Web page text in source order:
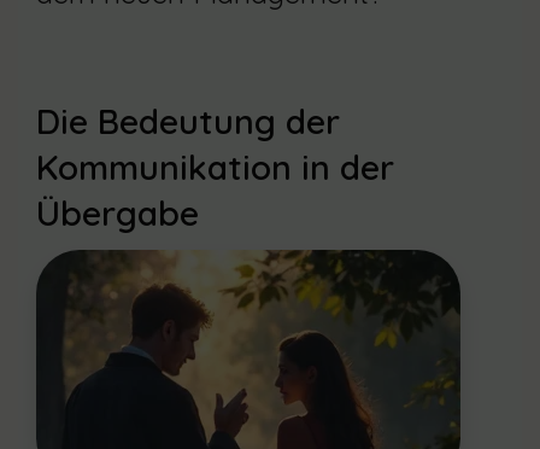
Die Bedeutung der
Kommunikation in der
Übergabe